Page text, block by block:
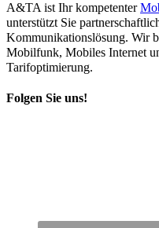
A&TA ist Ihr kompetenter
unterstützt Sie
Kommunikationslösung. Wir
Mobilfunk, Mobiles Internet
Tarifoptimierung.
Folgen Sie uns!